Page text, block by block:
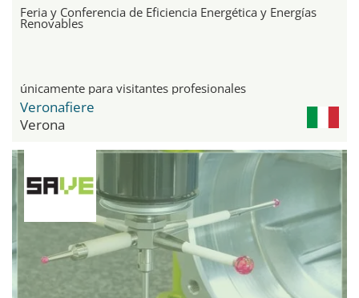
Feria y Conferencia de Eficiencia Energética y Energías
Renovables
únicamente para visitantes profesionales
Veronafiere
Verona